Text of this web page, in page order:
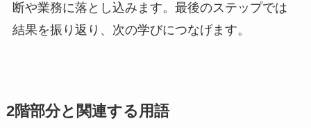
断や業務に落とし込みます。最後のステップでは
結果を振り返り、次の学びにつなげます。
2階部分と関連する用語